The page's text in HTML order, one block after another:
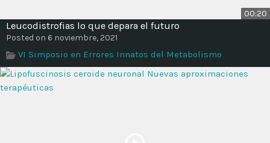
00:20
Leucodistrofias lo que depara el futuro
Posted on 6 noviembre, 2021
VI Simposio en Errores Innatos del Metabolismo